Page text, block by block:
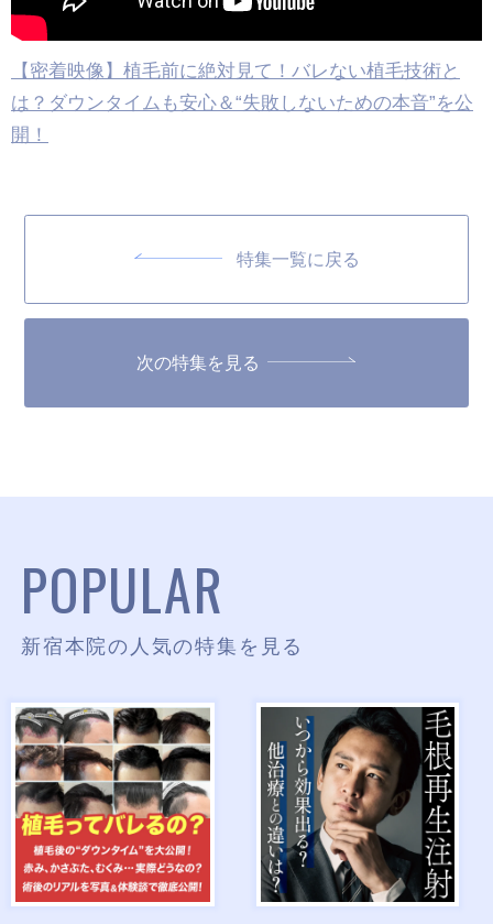
【密着映像】植毛前に絶対見て！バレない植毛技術と
は？ダウンタイムも安心＆“失敗しないための本音”を公
開！
特集一覧に戻る
次の特集を見る
POPULAR
新宿本院の人気の特集を見る